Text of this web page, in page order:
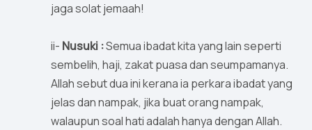
jaga solat jemaah!
ii- Nusuki :Semua ibadat kita yang lain seperti
sembelih, haji, zakat puasa dan seumpamanya.
Allah sebut dua ini kerana ia perkara ibadat yang
jelas dan nampak, jika buat orang nampak,
walaupun soal hati adalah hanya dengan Allah.